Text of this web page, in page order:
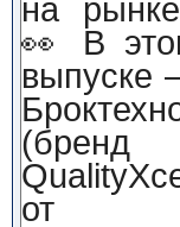
на
👀 В
выпуске
(бренд
от